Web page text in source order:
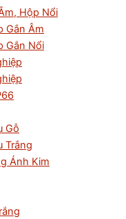
Hộp Nổi
Gắn Âm
Gắn Nổi
Gỗ
Trắng
Ánh Kim